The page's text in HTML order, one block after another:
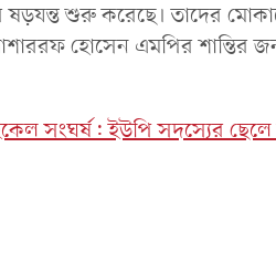
শুরু করেছে। তাদের
হোসেন এমপির শান্তির
সংঘর্ষ: ইউপি সদস্যের